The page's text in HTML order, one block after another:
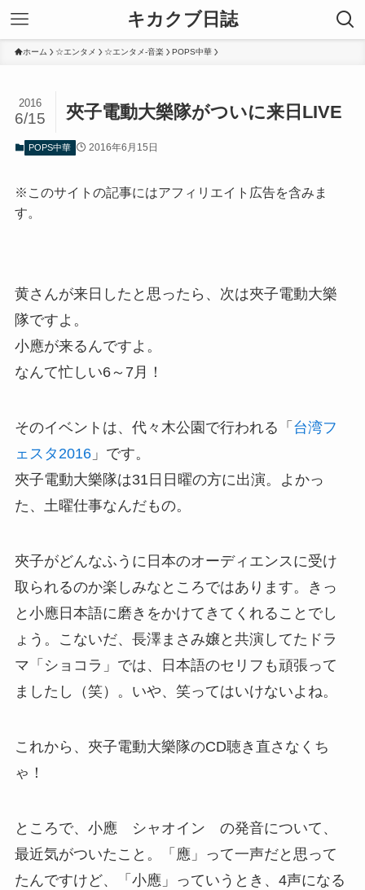
キカクブ日誌
ホーム ☆エンタメ ☆エンタメ-音楽 POPS中華
夾子電動大樂隊がついに来日LIVE
2016
6/15
POPS中華 2016年6月15日
※このサイトの記事にはアフィリエイト広告を含みま
す。
黄さんが来日したと思ったら、次は夾子電動大樂
隊ですよ。
小應が来るんですよ。
なんて忙しい6～7月！
そのイベントは、代々木公園で行われる「 台湾フ
ェスタ2016」です。
夾子電動大樂隊は31日日曜の方に出演。よかっ
た、土曜仕事なんだもの。
夾子がどんなふうに日本のオーディエンスに受け
取られるのか楽しみなところではあります。きっ
と小應日本語に磨きをかけてきてくれることでし
ょう。こないだ、長澤まさみ嬢と共演してたドラ
マ「ショコラ」では、日本語のセリフも頑張って
ましたし（笑）。いや、笑ってはいけないよね。
これから、夾子電動大樂隊のCD聴き直さなくち
ゃ！
ところで、小應 シャオイン の発音について、
最近気がついたこと。「應」って一声だと思って
たんですけど、「小應」っていうとき、4声になる